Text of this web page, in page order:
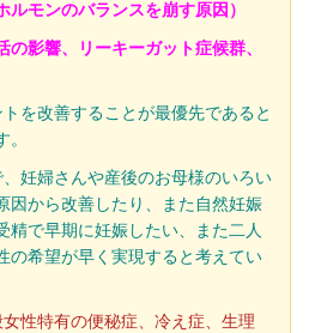
ルモンのバランスを崩す原因）
の影響、リーキーガット症候群、
を改善することが最優先であると
妊婦さんや産後のお母様のいろい
因から改善したり、また自然妊娠
精で早期に妊娠したい、また二人
の希望が早く実現すると考えてい
性特有の便秘症、冷え症、生理